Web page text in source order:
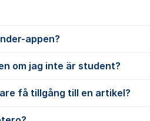
appen?
om jag inte är student?
få tillgång till en artikel?